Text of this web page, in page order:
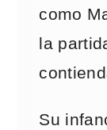
como
la
Su